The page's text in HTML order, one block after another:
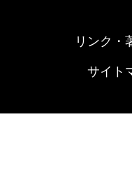
リンク・
サイト